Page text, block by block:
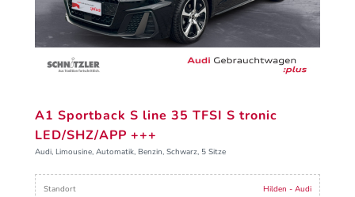
A1 Sportback S line 35 TFSI S tronic
LED/SHZ/APP +++
Audi, Limousine, Automatik, Benzin, Schwarz, 5 Sitze
Standort
Hilden - Audi